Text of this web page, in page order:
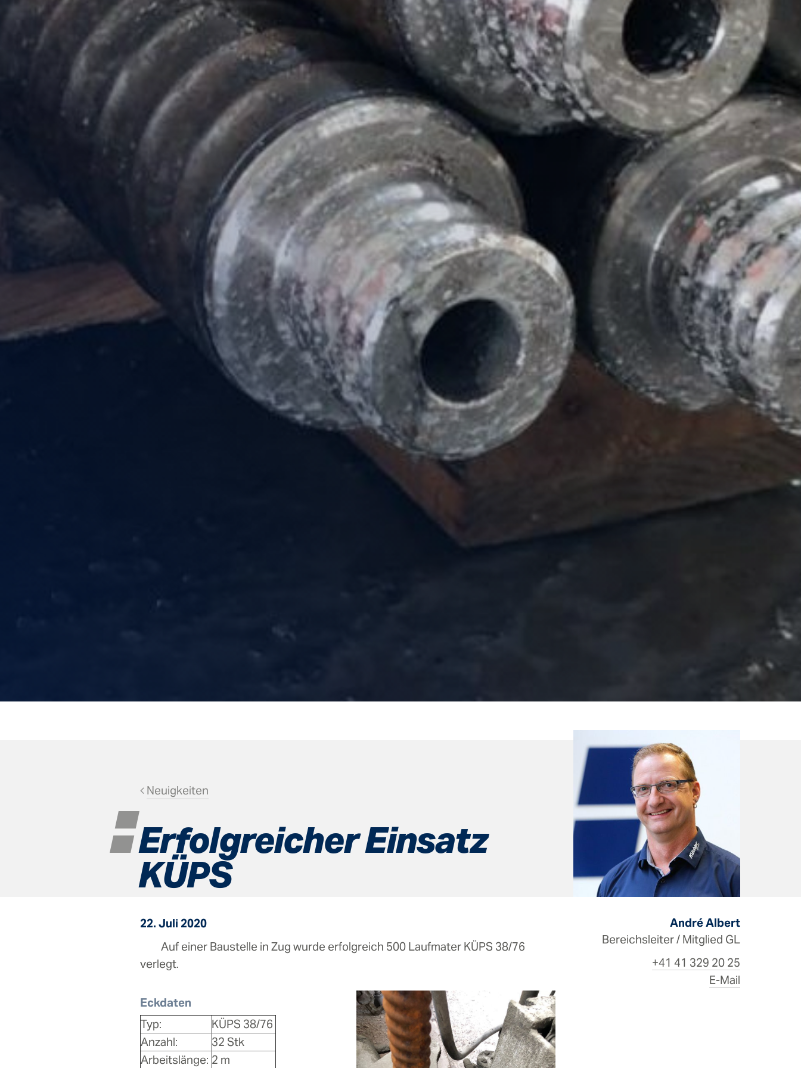
Zubehör
Bohrwerk­zeuge
Zubehör
Pfahlprüfungen
Geschichte
Galerie
Partner und
Schwesterfirmen der
Küchler Technik AG
Neuigkeiten
Erfolgreicher Einsatz
KÜPS
22. Juli 2020
Auf einer Baustelle in Zug wurde erfolgreich 500 Laufmater KÜPS 38/76
verlegt.
André Albert
Bereichsleiter / Mitglied GL
+41 41 329 20 25
E-Mail
Eckdaten
Typ:
KÜPS 38/76
Anzahl:
32 Stk
Arbeitslänge: 2 m